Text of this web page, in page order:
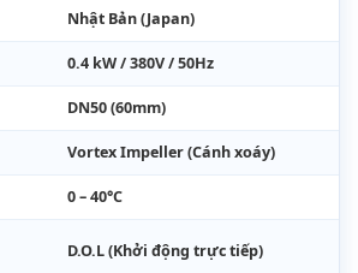
Nhật Bản (Japan)
0.4 kW / 380V / 50Hz
DN50 (60mm)
Vortex Impeller (Cánh xoáy)
0 – 40°C
D.O.L (Khởi động trực tiếp)